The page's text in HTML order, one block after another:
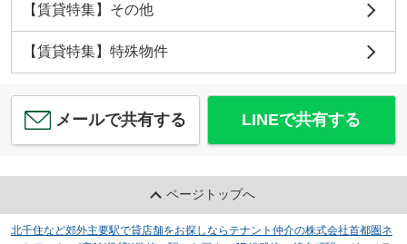
【賃貸特集】その他
【賃貸特集】特殊物件
メールで共有する LINEで共有する
ページトップへ
北千住など郊外主要駅で貸店舗をお探しならテナント仲介の株式会社首都圏ネ